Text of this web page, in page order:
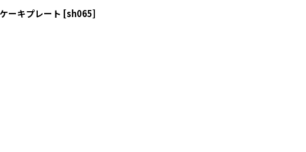
ーキプレート [sh065]